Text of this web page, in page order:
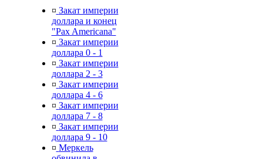
¤ Закат империи
доллара и конец
"Pax Americana"
¤ Закат империи
доллара 0 - 1
¤ Закат империи
доллара 2 - 3
¤ Закат империи
доллара 4 - 6
¤ Закат империи
доллара 7 - 8
¤ Закат империи
доллара 9 - 10
¤ Меркель